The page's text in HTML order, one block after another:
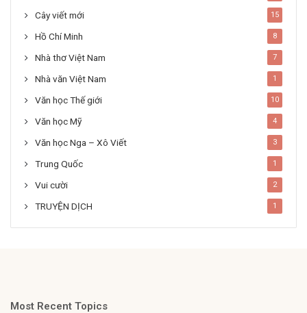
Cây viết mới 15
Hồ Chí Minh 8
Nhà thơ Việt Nam 7
Nhà văn Việt Nam 1
Văn học Thế giới 10
Văn học Mỹ 4
Văn học Nga – Xô Viết 3
Trung Quốc 1
Vui cười 2
TRUYỆN DỊCH 1
Most Recent Topics